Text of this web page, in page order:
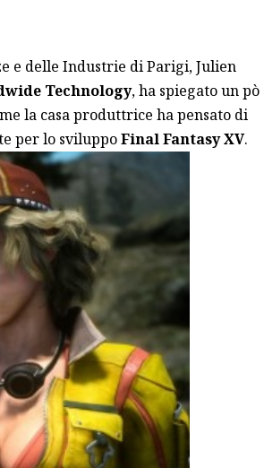
e delle Industrie di Parigi, Julien
Technology, ha spiegato un pò
la casa produttrice ha pensato di
per lo sviluppoFinal Fantasy XV.